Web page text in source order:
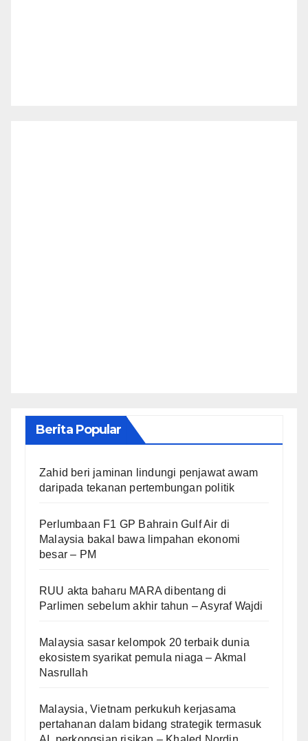
Berita Popular
Zahid beri jaminan lindungi penjawat awam
daripada tekanan pertembungan politik
Perlumbaan F1 GP Bahrain Gulf Air di
Malaysia bakal bawa limpahan ekonomi
besar – PM
RUU akta baharu MARA dibentang di
Parlimen sebelum akhir tahun – Asyraf Wajdi
Malaysia sasar kelompok 20 terbaik dunia
ekosistem syarikat pemula niaga – Akmal
Nasrullah
Malaysia, Vietnam perkukuh kerjasama
pertahanan dalam bidang strategik termasuk